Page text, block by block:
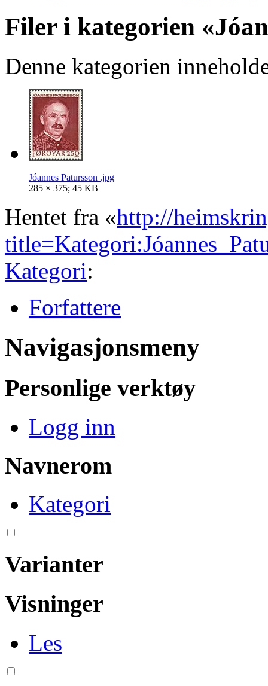
Filer i kategorien
Denne kategorien
Jóannes Patursson .jpg
285 × 375; 45 KB
Hentet fra «http://
Kategori:
Forfattere
Navigasjonsmeny
Personlige verktøy
Logg inn
Navnerom
Kategori
Varianter
Visninger
Les